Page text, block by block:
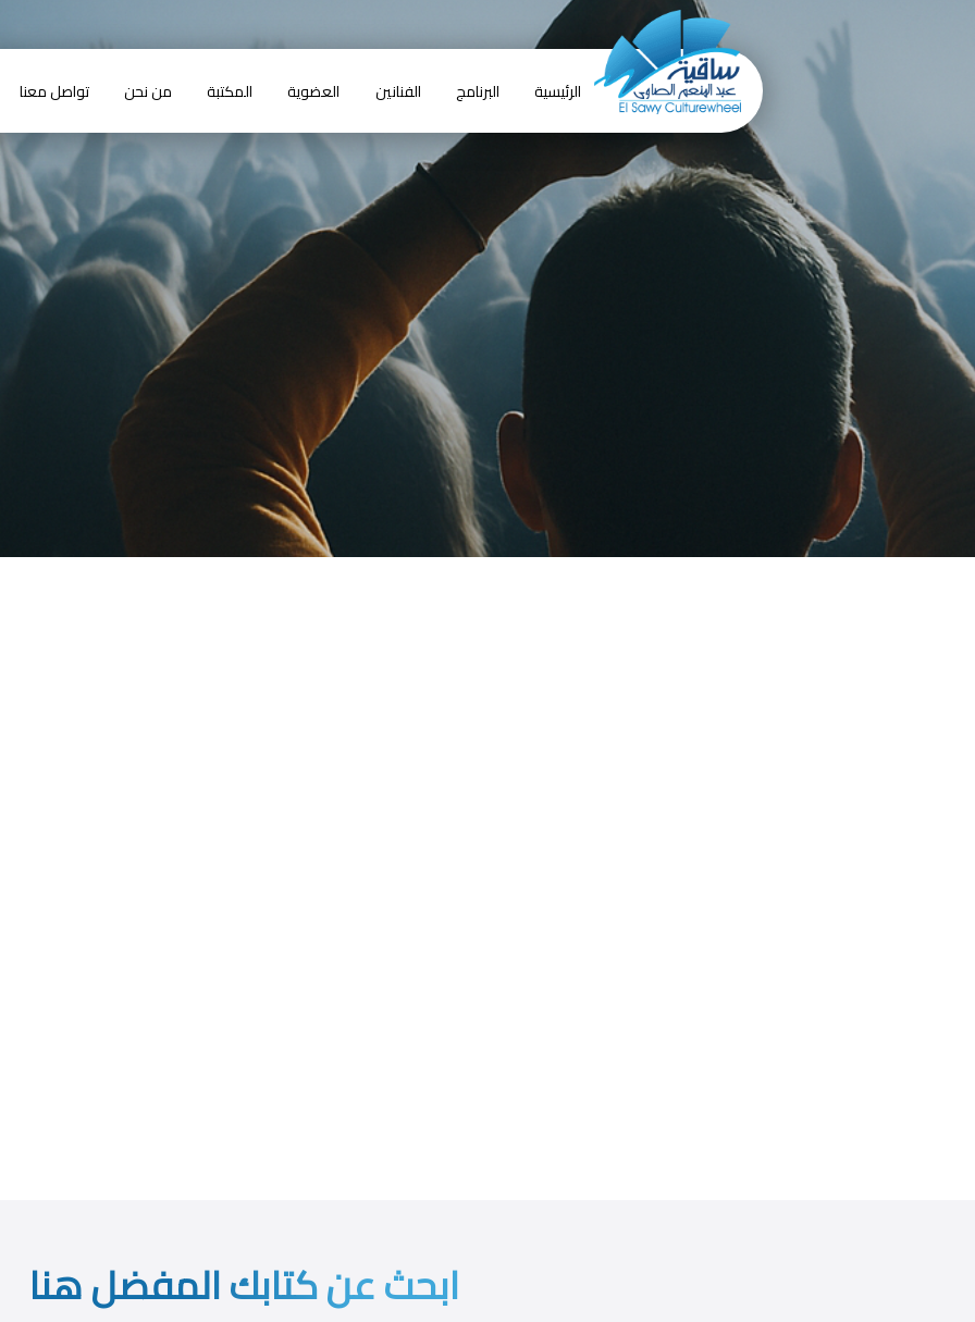
الرئيسية البرنامج الفنانين العضوية المكتبة من نحن تواصل معنا
ابحث عن كتابك المفضل هنا